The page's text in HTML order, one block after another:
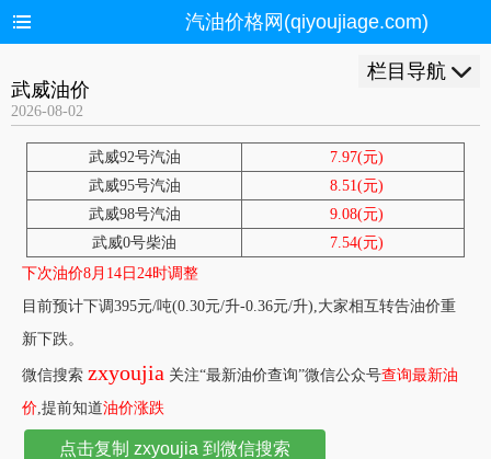
汽油价格网(qiyoujiage.com)
栏目导航
武威油价
2026-08-02
武威92号汽油
7.97(元)
武威95号汽油
8.51(元)
武威98号汽油
9.08(元)
武威0号柴油
7.54(元)
下次油价8月14日24时调整
目前预计下调395元/吨(0.30元/升-0.36元/升),大家相互转告油价重
新下跌。
微信搜索 zxyoujia 关注“最新油价查询”微信公众号查询最新油
价,提前知道油价涨跌
点击复制 zxyoujia 到微信搜索